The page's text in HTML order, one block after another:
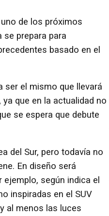
de los próximos
prepara para
basado en el
ser el mismo que llevará
que en la actualidad no
se espera que debute
del Sur, pero todavía no
En diseño será
según indica el
inspiradas en el SUV
al menos las luces